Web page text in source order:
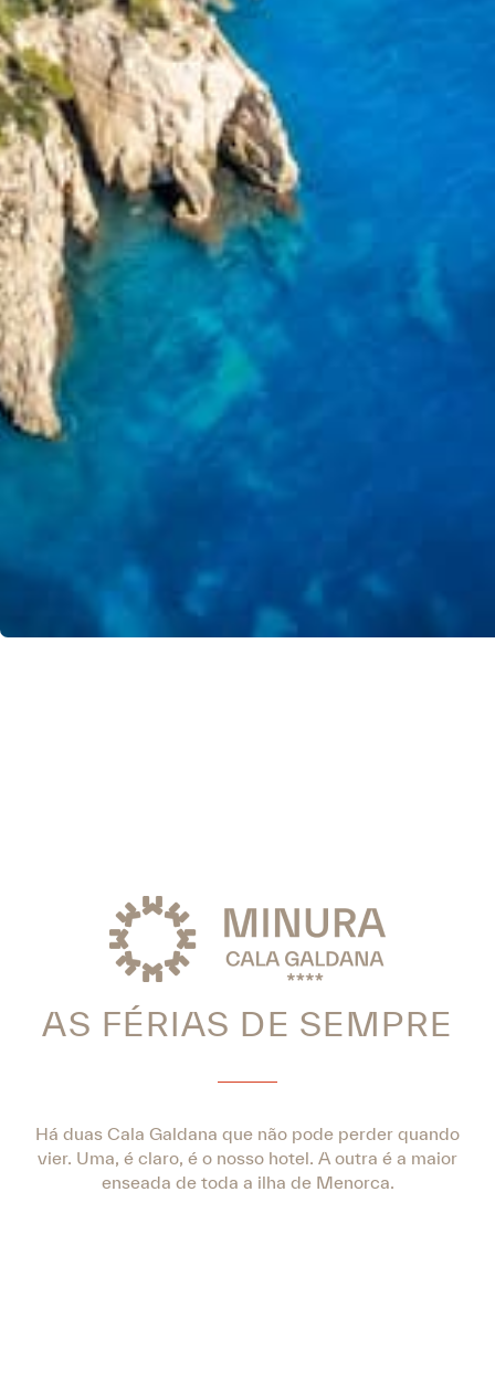
AS FÉRIAS DE SEMPRE
Há duas Cala Galdana que não pode perder quando
vier. Uma, é claro, é o nosso hotel. A outra é a maior
enseada de toda a ilha de Menorca.